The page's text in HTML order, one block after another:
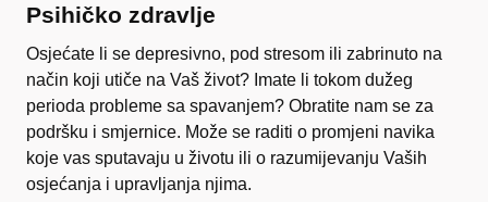
Psihičko zdravlje
Osjećate li se depresivno, pod stresom ili zabrinuto na
način koji utiče na Vaš život? Imate li tokom dužeg
perioda probleme sa spavanjem? Obratite nam se za
podršku i smjernice. Može se raditi o promjeni navika
koje vas sputavaju u životu ili o razumijevanju Vaših
osjećanja i upravljanja njima.